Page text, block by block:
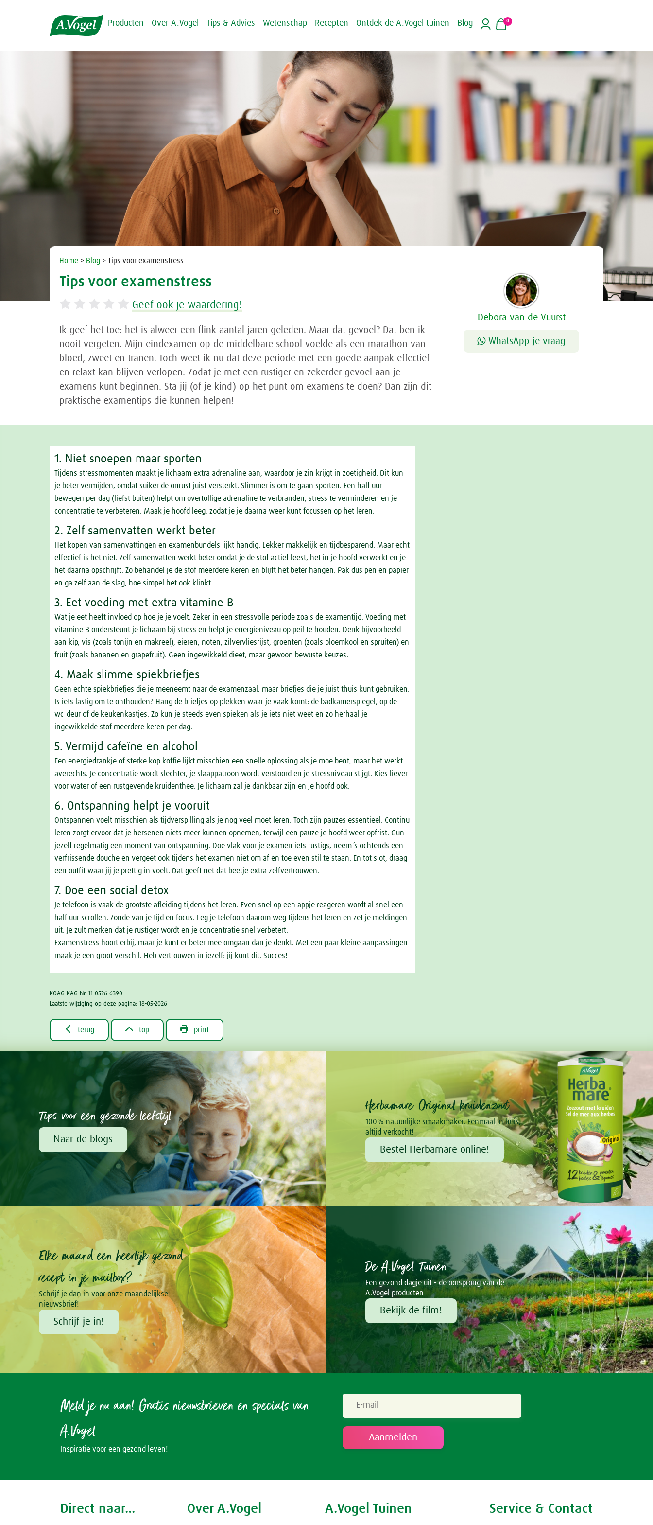
Producten Over A.Vogel Tips & Advies Wetenschap Recepten Ontdek de A.Vogel tuinen Blog 0
Home > Blog > Tips voor examenstress
Tips voor examenstress
Geef ook je waardering!
Ik geef het toe: het is alweer een flink aantal jaren geleden. Maar dat gevoel? Dat ben ik
nooit vergeten. Mijn eindexamen op de middelbare school voelde als een marathon van
bloed, zweet en tranen. Toch weet ik nu dat deze periode met een goede aanpak effectief
en relaxt kan blijven verlopen. Zodat je met een rustiger en zekerder gevoel aan je
examens kunt beginnen. Sta jij (of je kind) op het punt om examens te doen? Dan zijn dit
praktische examentips die kunnen helpen!
Debora van de Vuurst
WhatsApp je vraag
1. Niet snoepen maar sporten
Tijdens stressmomenten maakt je lichaam extra adrenaline aan, waardoor je zin krijgt in zoetigheid. Dit kun
je beter vermijden, omdat suiker de onrust juist versterkt. Slimmer is om te gaan sporten. Een half uur
bewegen per dag (liefst buiten) helpt om overtollige adrenaline te verbranden, stress te verminderen en je
concentratie te verbeteren. Maak je hoofd leeg, zodat je je daarna weer kunt focussen op het leren.
2. Zelf samenvatten werkt beter
Het kopen van samenvattingen en examenbundels lijkt handig. Lekker makkelijk en tijdbesparend. Maar echt
effectief is het niet. Zelf samenvatten werkt beter omdat je de stof actief leest, het in je hoofd verwerkt en je
het daarna opschrijft. Zo behandel je de stof meerdere keren en blijft het beter hangen. Pak dus pen en papier
en ga zelf aan de slag, hoe simpel het ook klinkt.
3. Eet voeding met extra vitamine B
Wat je eet heeft invloed op hoe je je voelt. Zeker in een stressvolle periode zoals de examentijd. Voeding met
vitamine B ondersteunt je lichaam bij stress en helpt je energieniveau op peil te houden. Denk bijvoorbeeld
aan kip, vis (zoals tonijn en makreel), eieren, noten, zilvervliesrijst, groenten (zoals bloemkool en spruiten) en
fruit (zoals bananen en grapefruit). Geen ingewikkeld dieet, maar gewoon bewuste keuzes.
4. Maak slimme spiekbriefjes
Geen echte spiekbriefjes die je meeneemt naar de examenzaal, maar briefjes die je juist thuis kunt gebruiken.
Is iets lastig om te onthouden? Hang de briefjes op plekken waar je vaak komt: de badkamerspiegel, op de
wc-deur of de keukenkastjes. Zo kun je steeds even spieken als je iets niet weet en zo herhaal je
ingewikkelde stof meerdere keren per dag.
5. Vermijd cafeïne en alcohol
Een energiedrankje of sterke kop koffie lijkt misschien een snelle oplossing als je moe bent, maar het werkt
averechts. Je concentratie wordt slechter, je slaappatroon wordt verstoord en je stressniveau stijgt. Kies liever
voor water of een rustgevende kruidenthee. Je lichaam zal je dankbaar zijn en je hoofd ook.
6. Ontspanning helpt je vooruit
Ontspannen voelt misschien als tijdverspilling als je nog veel moet leren. Toch zijn pauzes essentieel. Continu
leren zorgt ervoor dat je hersenen niets meer kunnen opnemen, terwijl een pauze je hoofd weer opfrist. Gun
jezelf regelmatig een moment van ontspanning. Doe vlak voor je examen iets rustigs, neem ’s ochtends een
verfrissende douche en vergeet ook tijdens het examen niet om af en toe even stil te staan. En tot slot, draag
een outfit waar jij je prettig in voelt. Dat geeft net dat beetje extra zelfvertrouwen.
7. Doe een social detox
Je telefoon is vaak de grootste afleiding tijdens het leren. Even snel op een appje reageren wordt al snel een
half uur scrollen. Zonde van je tijd en focus. Leg je telefoon daarom weg tijdens het leren en zet je meldingen
uit. Je zult merken dat je rustiger wordt en je concentratie snel verbetert.
Examenstress hoort erbij, maar je kunt er beter mee omgaan dan je denkt. Met een paar kleine aanpassingen
maak je een groot verschil. Heb vertrouwen in jezelf: jij kunt dit. Succes!
KOAG-KAG Nr.:11-0526-6390
Laatste wijziging op deze pagina: 18-05-2026
 terug  top  print
Tips voor een gezonde leefstijl
Naar de blogs
Herbamare Original kruidenzout
100% natuurlijke smaakmaker. Eenmaal in huis,
altijd verkocht!
Bestel Herbamare online!
Elke maand een heerlijk gezond
recept in je mailbox?
Schrijf je dan in voor onze maandelijkse
nieuwsbrief!
Schrijf je in!
De A.Vogel Tuinen
Een gezond dagje uit - de oorsprong van de
A.Vogel producten
Bekijk de film!
Meld je nu aan! Gratis nieuwsbrieven en specials van
A.Vogel
Inspiratie voor een gezond leven!
Direct naar... Over A.Vogel A.Vogel Tuinen Service & Contact